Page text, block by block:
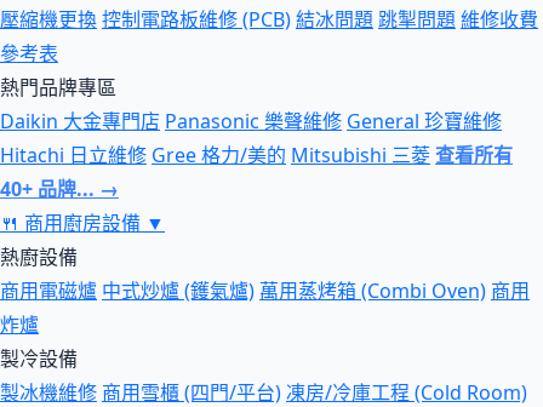
壓縮機更換控制電路板維修 (PCB)結冰問題跳掣問題維修收費
參考表
熱門品牌專區
Daikin 大金專門店 Panasonic 樂聲維修 General 珍寶維修
Hitachi 日立維修 Gree 格力/美的 Mitsubishi 三菱查看所有
40+ 品牌... →
🍴 商用廚房設備 ▼
熱廚設備
商用電磁爐 中式炒爐 (鑊氣爐) 萬用蒸烤箱 (Combi Oven) 商用
炸爐
製冷設備
製冰機維修 商用雪櫃 (四門/平台)凍房/冷庫工程 (Cold Room)